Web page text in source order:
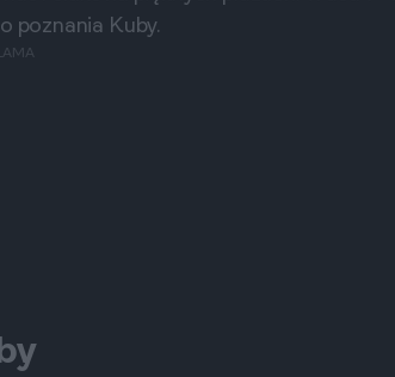
poznania Kuby.